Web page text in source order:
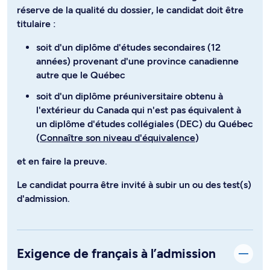
réserve de la qualité du dossier, le candidat doit être
titulaire :
soit d'un diplôme d'études secondaires (12
années) provenant d'une province canadienne
autre que le Québec
soit d'un diplôme préuniversitaire obtenu à
l'extérieur du Canada qui n'est pas équivalent à
un diplôme d'études collégiales (DEC) du Québec
(Connaître son niveau d'équivalence)
et en faire la preuve.
Le candidat pourra être invité à subir un ou des test(s)
d'admission.
Exigence de français à l’admission